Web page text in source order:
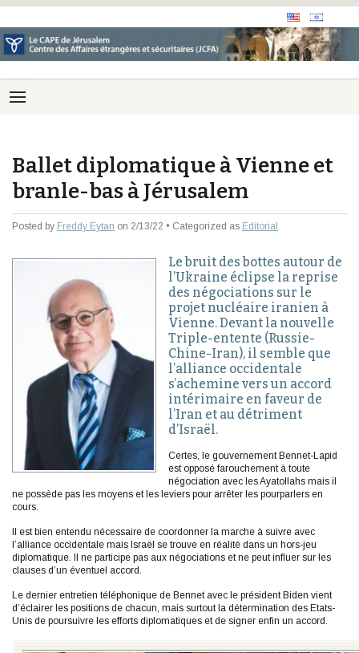
Ballet diplomatique à Vienne et
branle-bas à Jérusalem
Posted by Freddy Eytan on 2/13/22 • Categorized as Editorial
Le bruit des bottes autour de
l’Ukraine éclipse la reprise
des négociations sur le
projet nucléaire iranien à
Vienne. Devant la nouvelle
Triple-entente (Russie-
Chine-Iran), il semble que
l’alliance occidentale
s’achemine vers un accord
intérimaire en faveur de
l’Iran et au détriment
d’Israël.
Certes, le gouvernement Bennet-Lapid
est opposé farouchement à toute
négociation avec les Ayatollahs mais il
ne possède pas les moyens et les leviers pour arrêter les pourparlers en
cours.
Il est bien entendu nécessaire de coordonner la marche à suivre avec
l’alliance occidentale mais Israël se trouve en réalité dans un hors-jeu
diplomatique. Il ne participe pas aux négociations et ne peut influer sur les
clauses d’un éventuel accord.
Le dernier entretien téléphonique de Bennet avec le président Biden vient
d’éclairer les positions de chacun, mais surtout la détermination des Etats-
Unis de poursuivre les efforts diplomatiques et de signer enfin un accord.